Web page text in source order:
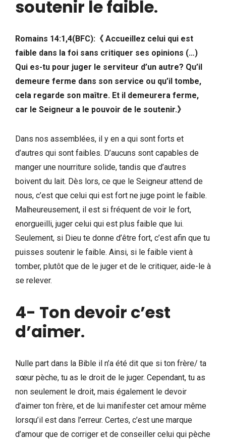
soutenir le faible.
Romains 14:1,4(BFC): 《 Accueillez celui qui est
faible dans la foi sans critiquer ses opinions (…)
Qui es-tu pour juger le serviteur d’un autre? Qu’il
demeure ferme dans son service ou qu’il tombe,
cela regarde son maître. Et il demeurera ferme,
car le Seigneur a le pouvoir de le soutenir.》
Dans nos assemblées, il y en a qui sont forts et
d’autres qui sont faibles. D’aucuns sont capables de
manger une nourriture solide, tandis que d’autres
boivent du lait. Dès lors, ce que le Seigneur attend de
nous, c’est que celui qui est fort ne juge point le faible.
Malheureusement, il est si fréquent de voir le fort,
enorgueilli, juger celui qui est plus faible que lui.
Seulement, si Dieu te donne d’être fort, c’est afin que tu
puisses soutenir le faible. Ainsi, si le faible vient à
tomber, plutôt que de le juger et de le critiquer, aide-le à
se relever.
4- Ton devoir c’est
d’aimer.
Nulle part dans la Bible il n’a été dit que si ton frère/ ta
sœur pèche, tu as le droit de le juger. Cependant, tu as
non seulement le droit, mais également le devoir
d’aimer ton frère, et de lui manifester cet amour même
lorsqu’il est dans l’erreur. Certes, c’est une marque
d’amour que de corriger et de conseiller celui qui pèche